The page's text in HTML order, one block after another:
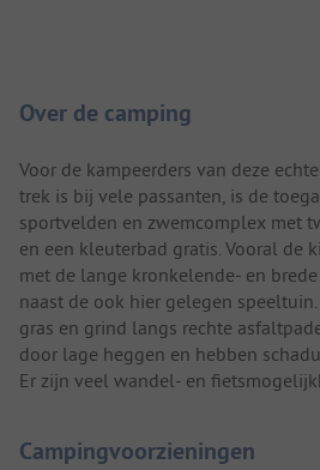
Over de camping
Voor de kampeerders van deze
trek is bij vele passanten, is de
sportvelden en zwemcomplex met
en een kleuterbad gratis. Vooral de
met de lange kronkelende- en
naast de ook hier gelegen
gras en grind langs rechte
door lage heggen en hebben
Er zijn veel wandel- en
Campingvoorzieningen